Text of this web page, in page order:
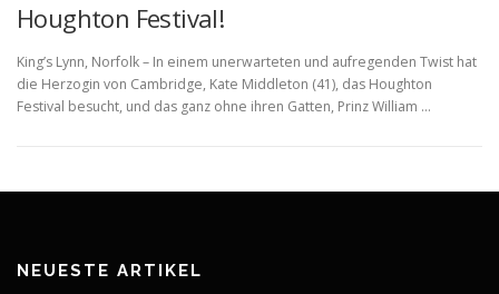
Houghton Festival!
King’s Lynn, Norfolk – In einem unerwarteten und aufregenden Twist hat
die Herzogin von Cambridge, Kate Middleton (41), das Houghton
Festival besucht, und das ganz ohne ihren Gatten, Prinz William …
NEUESTE ARTIKEL